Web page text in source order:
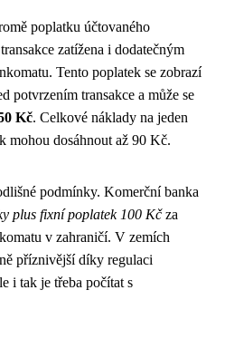
poplatku účtovaného
zatížena i dodatečným
Tento poplatek se zobrazí
potvrzením transakce a může se
Kč. Celkové náklady na jeden
mohou dosáhnout až 90 Kč.
podmínky. Komerční banka
plus fixní poplatek 100 Kčza
v zahraničí. V zemích
příznivější díky regulaci
i tak je třeba počítat s